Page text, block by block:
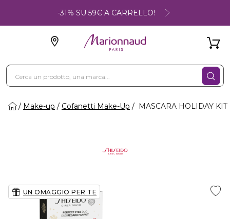
-31% SU 59€ A CARRELLO!
Make-up Cofanetti Make-Up MASCARA HOLIDAY
UN OMAGGIO PER TE